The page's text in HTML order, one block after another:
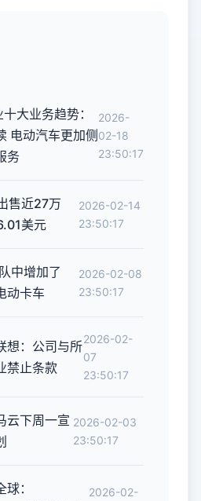
大业务趋势：
电动汽车更加侧
务
2026-
02-18
23:50:17
售近27万
美元
2026-02-14
23:50:17
中增加了
动卡车
2026-02-08
23:50:17
想：公司与所
禁止条款
2026-02-
07
23:50:17
云下周一宣 2026-02-03
23:50:17
：
2026-02-